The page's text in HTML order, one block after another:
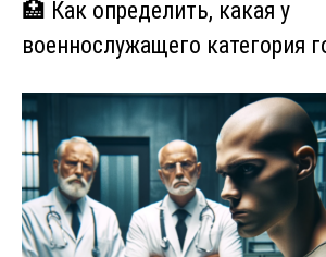
🏥 Как определить, какая у
военнослужащего категория